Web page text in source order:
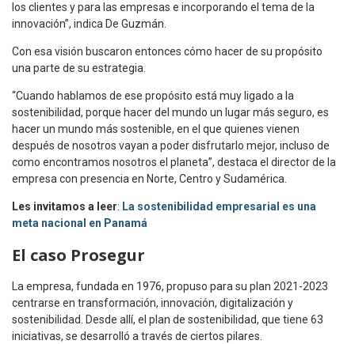
los clientes y para las empresas e incorporando el tema de la
innovación”, indica De Guzmán.
Con esa visión buscaron entonces cómo hacer de su propósito
una parte de su estrategia.
“Cuando hablamos de ese propósito está muy ligado a la
sostenibilidad, porque hacer del mundo un lugar más seguro, es
hacer un mundo más sostenible, en el que quienes vienen
después de nosotros vayan a poder disfrutarlo mejor, incluso de
como encontramos nosotros el planeta”, destaca el director de la
empresa con presencia en Norte, Centro y Sudamérica.
Les invitamos a leer: La sostenibilidad empresarial es una
meta nacional en Panamá
El caso Prosegur
La empresa, fundada en 1976, propuso para su plan 2021-2023
centrarse en transformación, innovación, digitalización y
sostenibilidad. Desde allí, el plan de sostenibilidad, que tiene 63
iniciativas, se desarrolló a través de ciertos pilares.